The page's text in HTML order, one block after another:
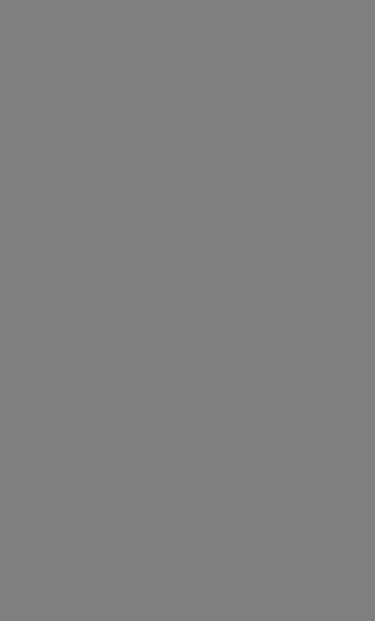
für Sie zu gestalten. Bitte beachten Sie, dass Daten
Medien übertragen werden.